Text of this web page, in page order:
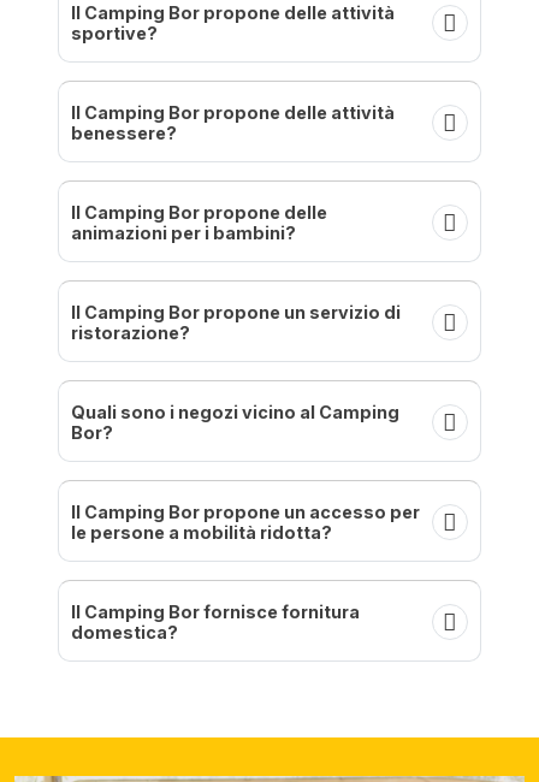
Il Camping Bor propone delle attività
sportive?
Il Camping Bor propone delle attività
benessere?
Il Camping Bor propone delle
animazioni per i bambini?
Il Camping Bor propone un servizio di
ristorazione?
Quali sono i negozi vicino al Camping
Bor?
Il Camping Bor propone un accesso per
le persone a mobilità ridotta?
Il Camping Bor fornisce fornitura
domestica?